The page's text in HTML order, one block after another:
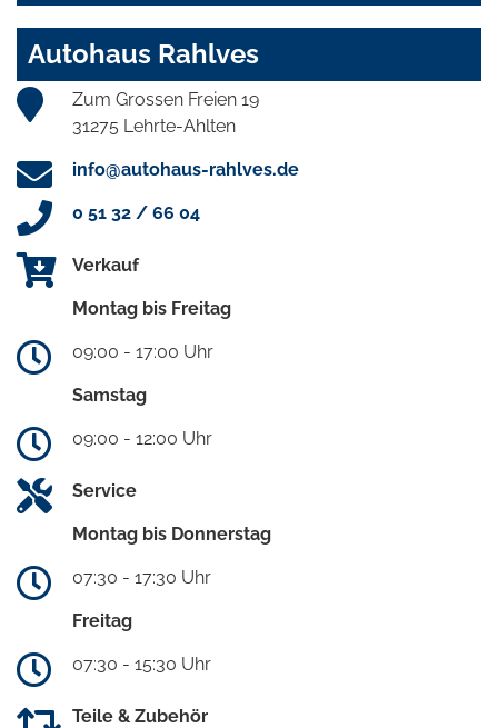
Autohaus Rahlves
Zum Grossen Freien 19
31275 Lehrte-Ahlten
info@autohaus-rahlves.de
0 51 32 / 66 04
Verkauf
Montag bis Freitag
09:00 - 17:00 Uhr
Samstag
09:00 - 12:00 Uhr
Service
Montag bis Donnerstag
07:30 - 17:30 Uhr
Freitag
07:30 - 15:30 Uhr
Teile & Zubehör